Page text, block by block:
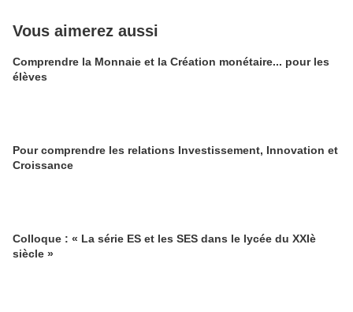
Vous aimerez aussi
Comprendre la Monnaie et la Création monétaire... pour les
élèves
Pour comprendre les relations Investissement, Innovation et
Croissance
Colloque : « La série ES et les SES dans le lycée du XXIè
siècle »